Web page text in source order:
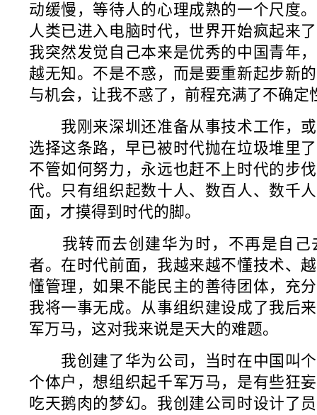
动缓慢，等待人的心理成熟的一个尺度
人类已进入电脑时代，世界开始疯起来
我突然发觉自己本来是优秀的中国青年
越无知。不是不惑，而是要重新起步新
与机会，让我不惑了，前程充满了不确定
我刚来深圳还准备从事技术工作，或
选择这条路，早已被时代抛在垃圾堆里
不管如何努力，永远也赶不上时代的步
代。只有组织起数十人、数百人、数千
面，才摸得到时代的脚。
我转而去创建华为时，不再是自己
者。在时代前面，我越来越不懂技术、
懂管理，如果不能民主的善待团体，充
我将一事无成。从事组织建设成了我后
军万马，这对我来说是天大的难题。
我创建了华为公司，当时在中国叫个
个体户，想组织起千军万马，是有些狂
吃天鹅肉的梦幻。我创建公司时设计了